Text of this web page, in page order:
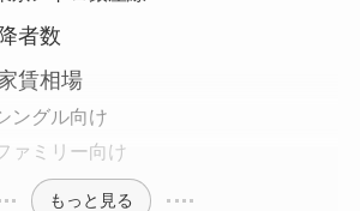
者数
賃相場
ングル向け
ァミリー向け
もっと見る